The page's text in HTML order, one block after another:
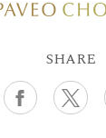
SHARE